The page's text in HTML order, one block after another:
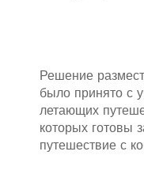
Решение
было принято с
летающих
которых готовы
путешествие с